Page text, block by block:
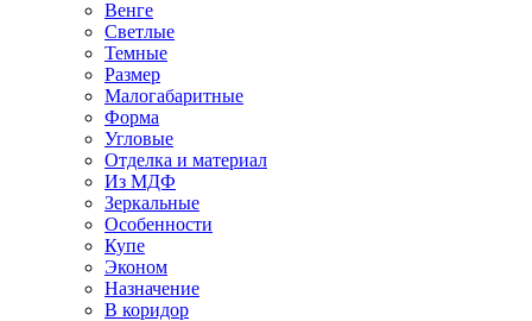
Венге
Светлые
Темные
Размер
Малогабаритные
Форма
Угловые
Отделка и материал
Из МДФ
Зеркальные
Особенности
Купе
Эконом
Назначение
В коридор